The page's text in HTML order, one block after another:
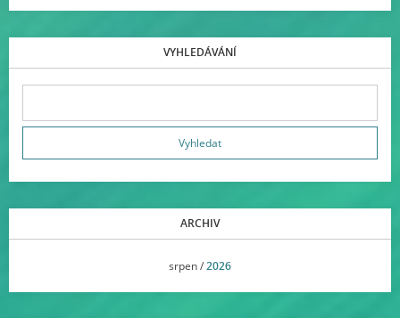
VYHLEDÁVÁNÍ
ARCHIV
srpen /2026